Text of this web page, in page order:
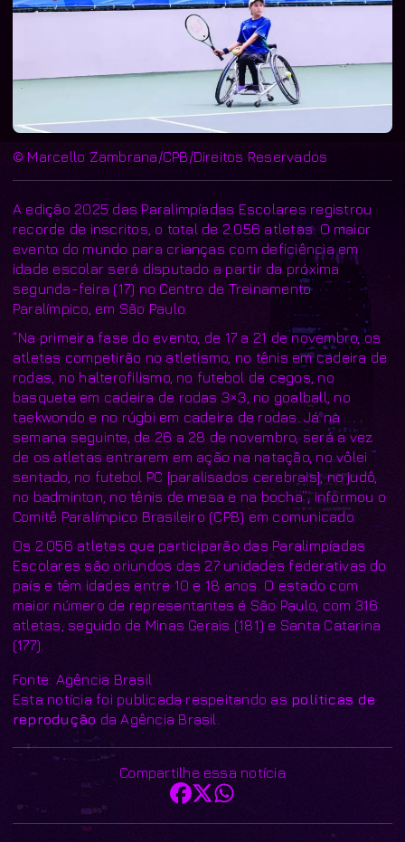
© Marcello Zambrana/CPB/Direitos Reservados
A edição 2025 das Paralimpíadas Escolares registrou
recorde de inscritos, o total de 2.056 atletas. O maior
evento do mundo para crianças com deficiência em
idade escolar será disputado a partir da próxima
segunda-feira (17) no Centro de Treinamento
Paralímpico, em São Paulo.
“Na primeira fase do evento, de 17 a 21 de novembro, os
atletas competirão no atletismo, no tênis em cadeira de
rodas, no halterofilismo, no futebol de cegos, no
basquete em cadeira de rodas 3×3, no goalball, no
taekwondo e no rúgbi em cadeira de rodas. Já na
semana seguinte, de 26 a 28 de novembro, será a vez
de os atletas entrarem em ação na natação, no vôlei
sentado, no futebol PC [paralisados cerebrais], no judô,
no badminton, no tênis de mesa e na bocha”, informou o
Comitê Paralímpico Brasileiro (CPB) em comunicado.
Os 2.056 atletas que participarão das Paralimpíadas
Escolares são oriundos das 27 unidades federativas do
país e têm idades entre 10 e 18 anos. O estado com
maior número de representantes é São Paulo, com 316
atletas, seguido de Minas Gerais (181) e Santa Catarina
(177).
Fonte: Agência Brasil
Esta notícia foi publicada respeitando as políticas de
reprodução da Agência Brasil.
Compartilhe essa notícia